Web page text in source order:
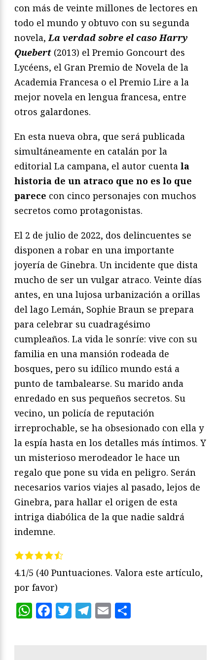
con más de veinte millones de lectores en
todo el mundo y obtuvo con su segunda
novela,La verdad sobre el caso Harry
Quebert (2013) el Premio Goncourt des
Lycéens, el Gran Premio de Novela de la
Academia Francesa o el Premio Lire a la
mejor novela en lengua francesa, entre
otros galardones.
En esta nueva obra, que será publicada
simultáneamente en catalán por la
editorial La campana, el autor cuenta la
historia de un atraco que no es lo que
parece con cinco personajes con muchos
secretos como protagonistas.
El 2 de julio de 2022, dos delincuentes se
disponen a robar en una importante
joyería de Ginebra. Un incidente que dista
mucho de ser un vulgar atraco. Veinte días
antes, en una lujosa urbanización a orillas
del lago Lemán, Sophie Braun se prepara
para celebrar su cuadragésimo
cumpleaños. La vida le sonríe: vive con su
familia en una mansión rodeada de
bosques, pero su idílico mundo está a
punto de tambalearse. Su marido anda
enredado en sus pequeños secretos. Su
vecino, un policía de reputación
irreprochable, se ha obsesionado con ella y
la espía hasta en los detalles más íntimos. Y
un misterioso merodeador le hace un
regalo que pone su vida en peligro. Serán
necesarios varios viajes al pasado, lejos de
Ginebra, para hallar el origen de esta
intriga diabólica de la que nadie saldrá
indemne.
4.1/5 (40 Puntuaciones. Valora este artículo,
por favor)
WhatsApp
Facebook
Twitter
Telegram
Email